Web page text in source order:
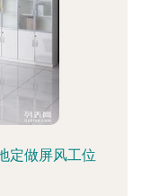
定做屏风工位